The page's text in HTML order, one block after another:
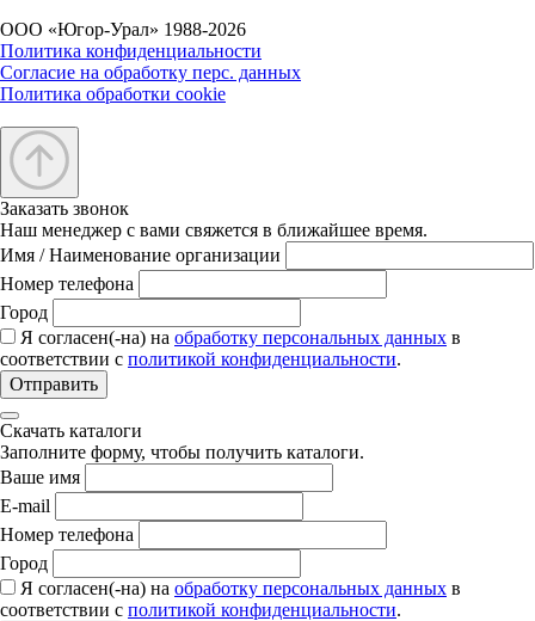
ООО «Югор-Урал» 1988-2026
Политика конфиденциальности
Согласие на обработку перс. данных
Политика обработки cookie
Заказать звонок
Наш менеджер с вами свяжется в ближайшее время.
Имя / Наименование организации
Номер телефона
Город
Я согласен(-на) на обработку персональных данных в
соответствии с политикой конфиденциальности.
Отправить
Скачать каталоги
Заполните форму, чтобы получить каталоги.
Ваше имя
E-mail
Номер телефона
Город
Я согласен(-на) на обработку персональных данных в
соответствии с политикой конфиденциальности.